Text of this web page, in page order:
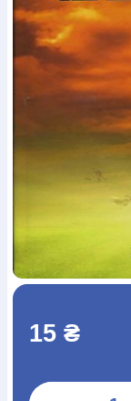
Богослов`яШлюб
Періодика
Аудіо
Закладки для
Блокноти
Вироби з
Навчальні мапи
виробиМіні-лампи
подарункові
Подарункові
Календарі
Листівки
Книга в
(097) 880-6379
15 ₴